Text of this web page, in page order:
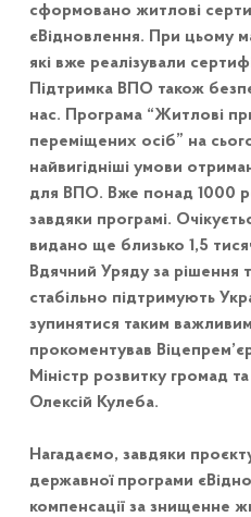
сформовано житлові
єВідновлення. При цьому
які вже реалізували
Підтримка ВПО також
нас. Програма “Житлові
переміщених осіб” на
найвигідніші умови
для ВПО. Вже понад 1000
завдяки програмі.
видано ще близько 1,5
Вдячний Уряду за рішення
стабільно підтримують
зупинятися таким важливим
прокоментував
Міністр розвитку громад
Олексій Кулеба.
Нагадаємо, завдяки
державної програми
компенсації за знищенне